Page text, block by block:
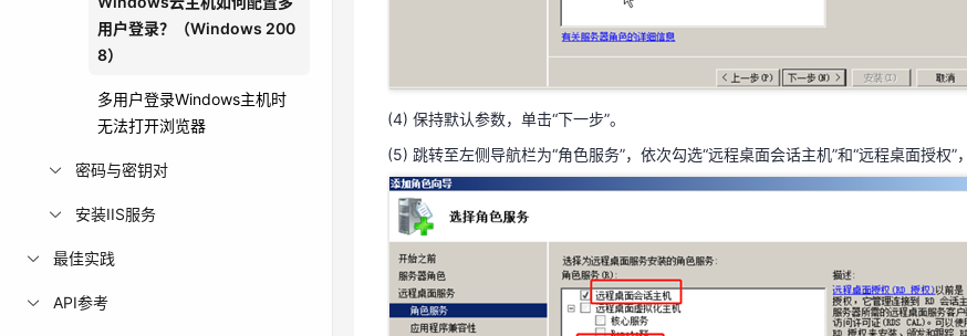
用户登录？（Windows 200
8）
多用户登录Windows主机时
无法打开浏览器
密码与密钥对
安装IIS服务
最佳实践
API参考
(4) 保持默认参数，单击“下一步”。
(5) 跳转至左侧导航栏为“角色服务”，依次勾选“远程桌面会话主机”和“远程桌面授权”
(4) 保持默认参数，单击“下一步”。
(5) 跳转至左侧导航栏为“角色服务”，依次勾选“远程桌面会话主机”和“远程桌面授权”